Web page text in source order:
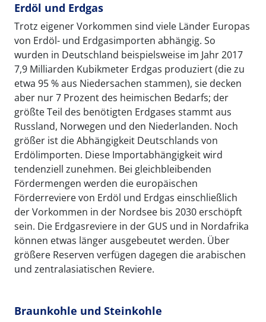
Erdöl und Erdgas
Trotz eigener Vorkommen sind viele Länder Europas
von Erdöl- und Erdgasimporten abhängig. So
wurden in Deutschland beispielsweise im Jahr 2017
7,9 Milliarden Kubikmeter Erdgas produziert (die zu
etwa 95 % aus Niedersachen stammen), sie decken
aber nur 7 Prozent des heimischen Bedarfs; der
größte Teil des benötigten Erdgases stammt aus
Russland, Norwegen und den Niederlanden. Noch
größer ist die Abhängigkeit Deutschlands von
Erdölimporten. Diese Importabhängigkeit wird
tendenziell zunehmen. Bei gleichbleibenden
Fördermengen werden die europäischen
Förderreviere von Erdöl und Erdgas einschließlich
der Vorkommen in der Nordsee bis 2030 erschöpft
sein. Die Erdgasreviere in der GUS und in Nordafrika
können etwas länger ausgebeutet werden. Über
größere Reserven verfügen dagegen die arabischen
und zentralasiatischen Reviere.
Braunkohle und Steinkohle